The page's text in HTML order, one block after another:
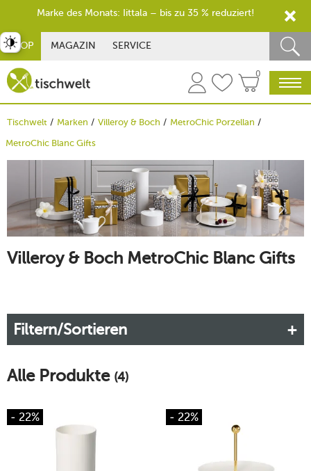
SHOP MAGAZIN SERVICE
0
Tischwelt Marken Villeroy & Boch
MetroChic Porzellan
MetroChic Blanc Gifts
Villeroy & Boch MetroChic Blanc Gifts
Filtern/Sortieren
Alle Produkte (4)
- 22% - 22%
umschalten
Marke des Monats: Iittala – bis zu 35 % reduziert!